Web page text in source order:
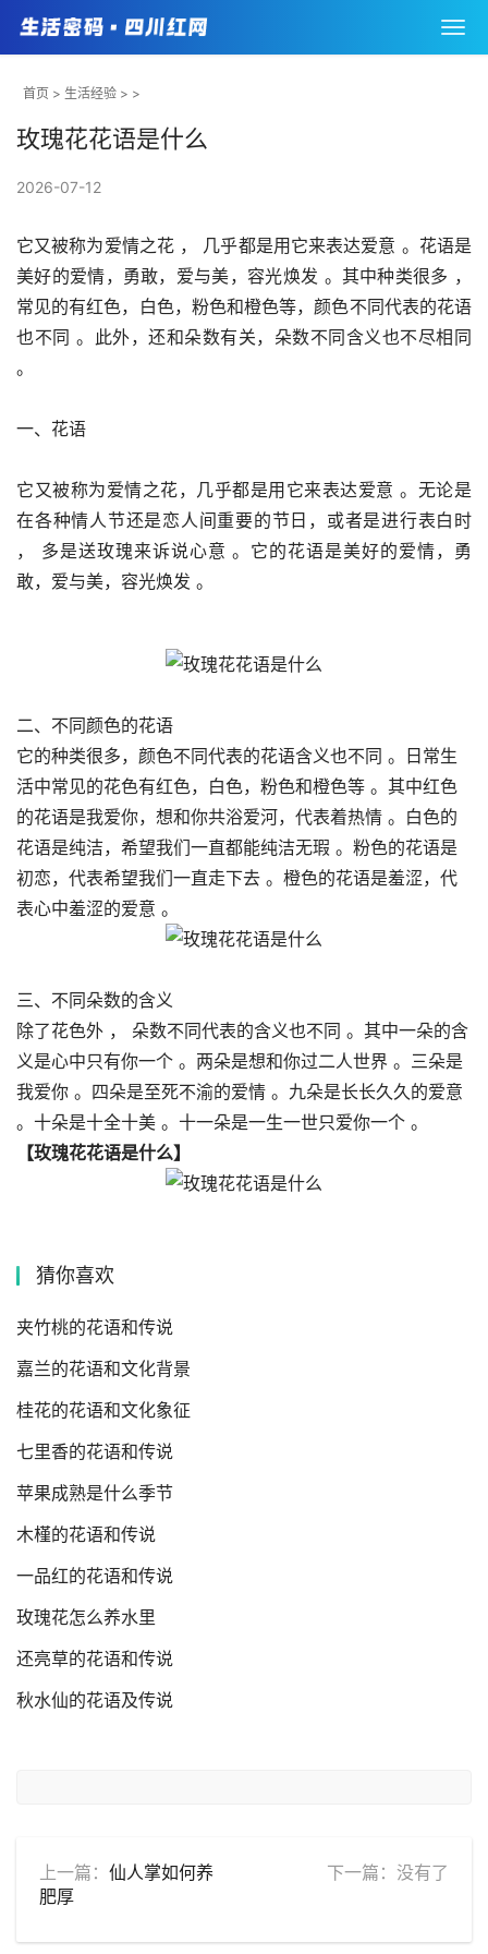
首页 > 生活经验 > >
玫瑰花花语是什么
2026-07-12
它又被称为爱情之花 ， 几乎都是用它来表达爱意 。花语是
美好的爱情，勇敢，爱与美，容光焕发 。其中种类很多 ，
常见的有红色，白色，粉色和橙色等，颜色不同代表的花语
也不同 。此外，还和朵数有关，朵数不同含义也不尽相同
。
一、花语
它又被称为爱情之花，几乎都是用它来表达爱意 。无论是
在各种情人节还是恋人间重要的节日，或者是进行表白时
， 多是送玫瑰来诉说心意 。它的花语是美好的爱情，勇
敢，爱与美，容光焕发 。
二、不同颜色的花语
它的种类很多，颜色不同代表的花语含义也不同 。日常生
活中常见的花色有红色，白色，粉色和橙色等 。其中红色
的花语是我爱你，想和你共浴爱河，代表着热情 。白色的
花语是纯洁，希望我们一直都能纯洁无瑕 。粉色的花语是
初恋，代表希望我们一直走下去 。橙色的花语是羞涩，代
表心中羞涩的爱意 。
三、不同朵数的含义
除了花色外 ， 朵数不同代表的含义也不同 。其中一朵的含
义是心中只有你一个 。两朵是想和你过二人世界 。三朵是
我爱你 。四朵是至死不渝的爱情 。九朵是长长久久的爱意
。十朵是十全十美 。十一朵是一生一世只爱你一个 。
【玫瑰花花语是什么】
猜你喜欢
夹竹桃的花语和传说
嘉兰的花语和文化背景
桂花的花语和文化象征
七里香的花语和传说
苹果成熟是什么季节
木槿的花语和传说
一品红的花语和传说
玫瑰花怎么养水里
还亮草的花语和传说
秋水仙的花语及传说
上一篇： 仙人掌如何养
肥厚
下一篇：没有了